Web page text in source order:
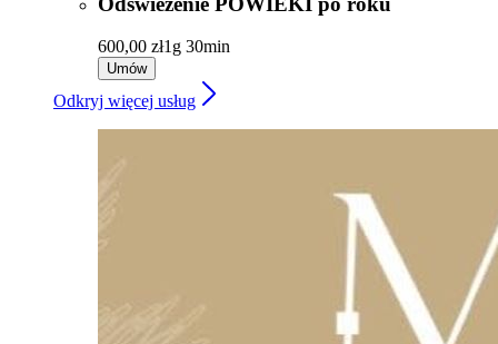
600,00 zł1g 30min
Umów
Odkryj więcej usług